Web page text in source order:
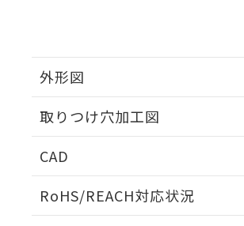
外形図
取りつけ穴加工図
CAD
RoHS/REACH対応状況